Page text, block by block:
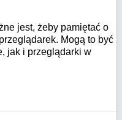
jest, żeby pamiętać o
Mogą to być
jak i przeglądarki w